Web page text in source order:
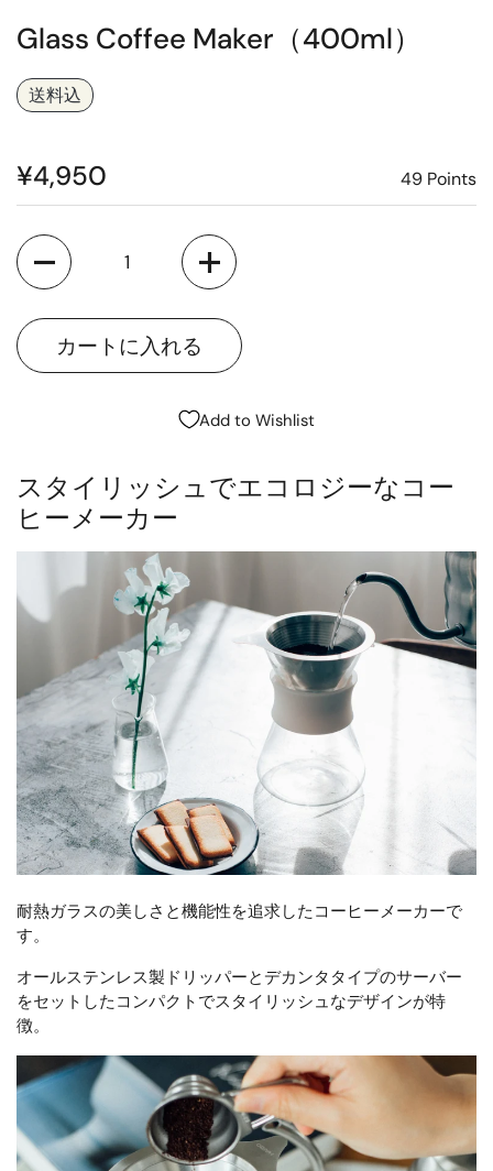
Glass Coffee Maker（400ml）
送料込
¥4,950 49 Points
Quantity
Add to Wishlist
スタイリッシュでエコロジーなコー
ヒーメーカー
耐熱ガラスの美しさと機能性を追求したコーヒーメーカーで
す。
オールステンレス製ドリッパーとデカンタタイプのサーバー
をセットしたコンパクトでスタイリッシュなデザインが特
徴。